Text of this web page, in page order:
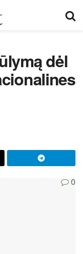
dėl
0